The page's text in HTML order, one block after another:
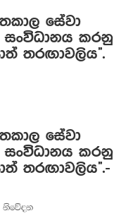
සේවා
කරනු
තරඟාවලිය”.
සේවා
කරනු
තරඟාවලිය”.-
නිවේදන